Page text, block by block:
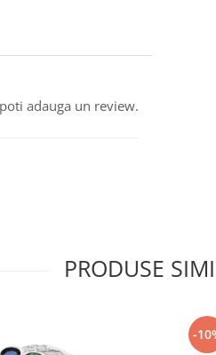
adauga un review.
PRODUSE
-